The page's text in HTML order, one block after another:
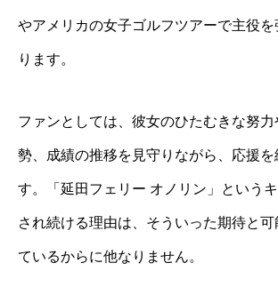
やアメリカの女子ゴルフツアーで主役
ります。
ファンとしては、彼女のひたむきな努
勢、成績の推移を見守りながら、応援
す。「延田フェリー オノリン」という
され続ける理由は、そういった期待と
ているからに他なりません。